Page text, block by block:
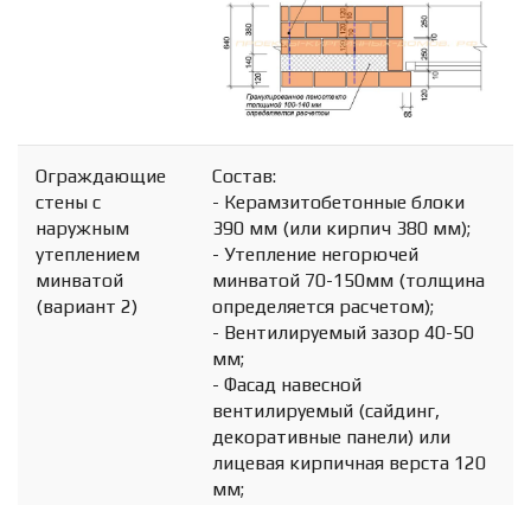
Ограждающие
стены с
наружным
утеплением
минватой
(вариант 2)
Состав:
- Керамзитобетонные блоки
390 мм (или кирпич 380 мм);
- Утепление негорючей
минватой 70-150мм (толщина
определяется расчетом);
- Вентилируемый зазор 40-50
мм;
- Фасад навесной
вентилируемый (сайдинг,
декоративные панели) или
лицевая кирпичная верста 120
мм;